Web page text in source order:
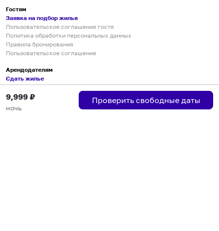
9,999 ₽
ночь
Проверить свободные даты
Гостям
Заявка на подбор жилья
Пользовательское соглашение гостя
Политика обработки персональных данных
Правила бронирования
Пользовательское соглашение
Арендодателям
Сдать жилье
Пользовательское соглашение
Правила публикации объявлений